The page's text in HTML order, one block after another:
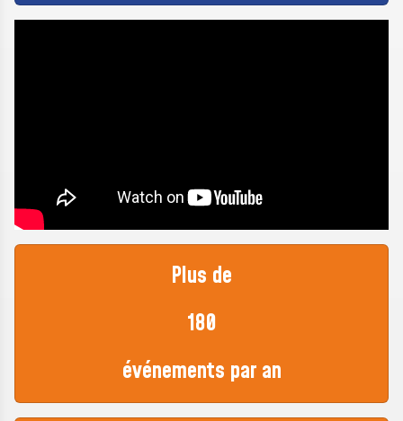
Plus de
180
événements par an